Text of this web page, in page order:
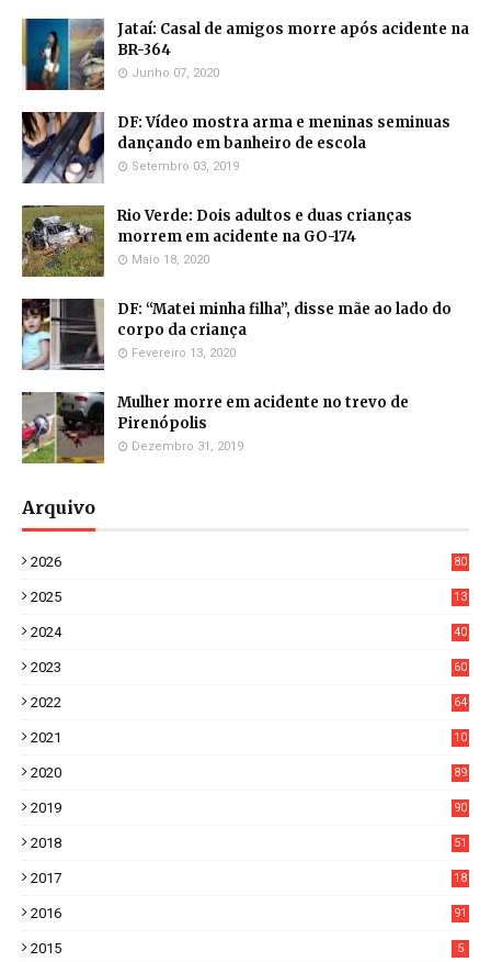
Jataí: Casal de amigos morre após acidente na
BR-364
Junho 07, 2020
DF: Vídeo mostra arma e meninas seminuas
dançando em banheiro de escola
Setembro 03, 2019
Rio Verde: Dois adultos e duas crianças
morrem em acidente na GO-174
Maio 18, 2020
DF: “Matei minha filha”, disse mãe ao lado do
corpo da criança
Fevereiro 13, 2020
Mulher morre em acidente no trevo de
Pirenópolis
Dezembro 31, 2019
Arquivo
2026
80
2025
13
2024
40
2023
60
2022
64
2021
10
2020
89
2019
90
2018
51
2017
18
2016 91
2015 5